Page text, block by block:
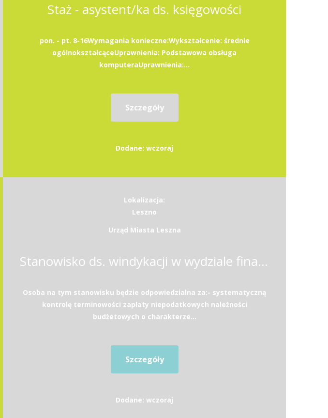
Staż - asystent/ka ds. księgowości
pon. - pt. 8-16Wymagania konieczne:Wykształcenie: średnie
ogólnokształcąceUprawnienia: Podstawowa obsługa
komputeraUprawnienia:...
Szczegóły
Dodane: wczoraj
Lokalizacja:
Leszno
Urząd Miasta Leszna
Stanowisko ds. windykacji w wydziale finansowo-księgowym, referacie windykacji
Osoba na tym stanowisku będzie odpowiedzialna za:- systematyczną
kontrolę terminowości zapłaty niepodatkowych należności
budżetowych o charakterze...
Szczegóły
Dodane: wczoraj